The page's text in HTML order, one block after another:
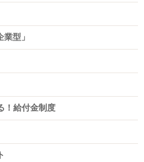
型」
！給付金制度